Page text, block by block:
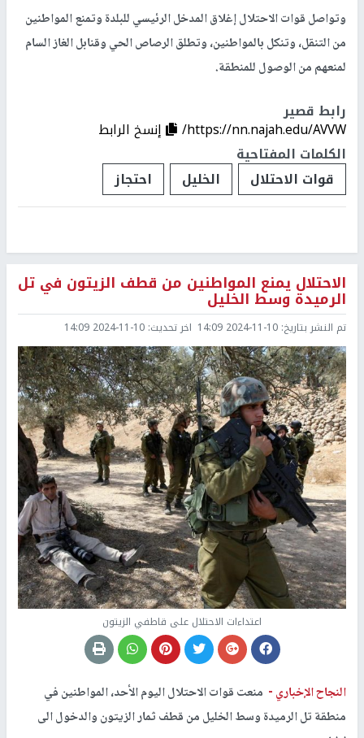
وتواصل قوات الاحتلال إغلاق المدخل الرئيسي للبلدة وتمنع المواطنين
من التنقل، وتنكل بالمواطنين، وتطلق الرصاص الحي وقنابل الغاز السام
لمنعهم من الوصول للمنطقة.
رابط قصير
https://nn.najah.edu/AVVW/
إنسخ الرابط
الكلمات المفتاحية
قوات الاحتلال
الخليل احتجاز
الاحتلال يمنع المواطنين من قطف الزيتون في تل
الرميدة وسط الخليل
تم النشر بتاريخ: 2024-11-10 14:09 اخر تحديث: 2024-11-10 14:09
اعتداءات الاحتلال على قاطفي الزيتون
النجاح الإخباري - منعت قوات الاحتلال اليوم الأحد، المواطنين في
منطقة تل الرميدة وسط الخليل من قطف ثمار الزيتون والدخول الى